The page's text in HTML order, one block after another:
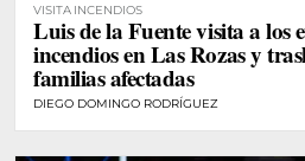
VISITA INCENDIOS
Luis de la Fuente visita a los
incendios en Las Rozas y
familias afectadas
DIEGO DOMINGO RODRÍGUEZ